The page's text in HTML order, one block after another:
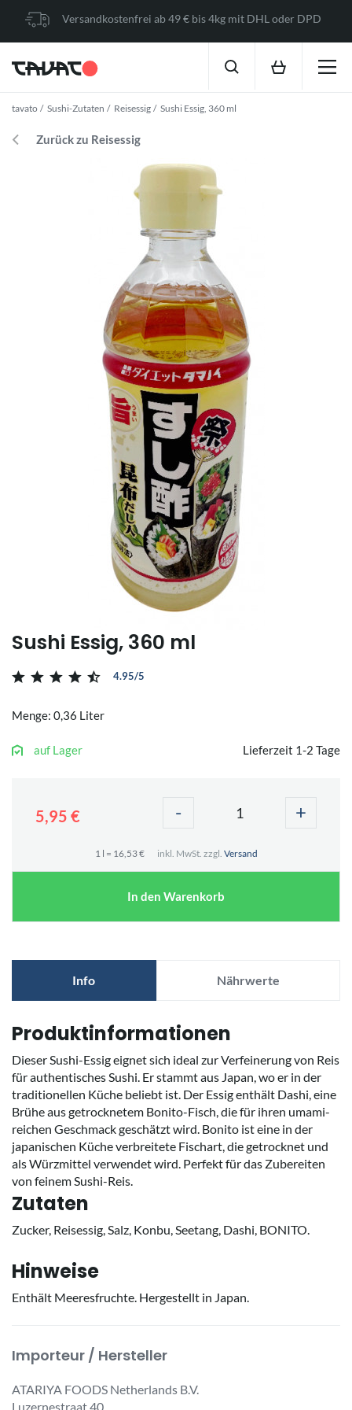
Versandkostenfrei ab 49 € bis 4kg mit DHL oder DPD
tavato Sushi-Zutaten Reisessig Sushi Essig, 360 ml
Zurück zu Reisessig
Sushi Essig, 360 ml
4.95/5
Menge: 0,36 Liter
auf Lager Lieferzeit 1-2 Tage
5,95 € - +
1 l = 16,53 € inkl. MwSt. zzgl. Versand
In den Warenkorb
Info Nährwerte
Produktinformationen
Dieser Sushi-Essig eignet sich ideal zur Verfeinerung von Reis
für authentisches Sushi. Er stammt aus Japan, wo er in der
traditionellen Küche beliebt ist. Der Essig enthält Dashi, eine
Brühe aus getrocknetem Bonito-Fisch, die für ihren umami-
reichen Geschmack geschätzt wird. Bonito ist eine in der
japanischen Küche verbreitete Fischart, die getrocknet und
als Würzmittel verwendet wird. Perfekt für das Zubereiten
von feinem Sushi-Reis.
Zutaten
Zucker, Reisessig, Salz, Konbu, Seetang, Dashi, BONITO.
Hinweise
Enthält Meeresfruchte. Hergestellt in Japan.
Importeur / Hersteller
ATARIYA FOODS Netherlands B.V.
Luzernestraat 40